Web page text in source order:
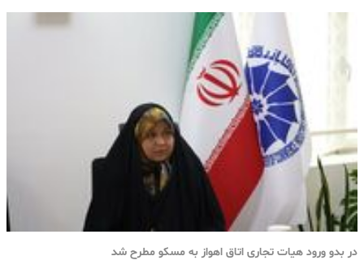
در بدو ورود هیات تجاری اتاق اهواز به مسکو مطرح شد